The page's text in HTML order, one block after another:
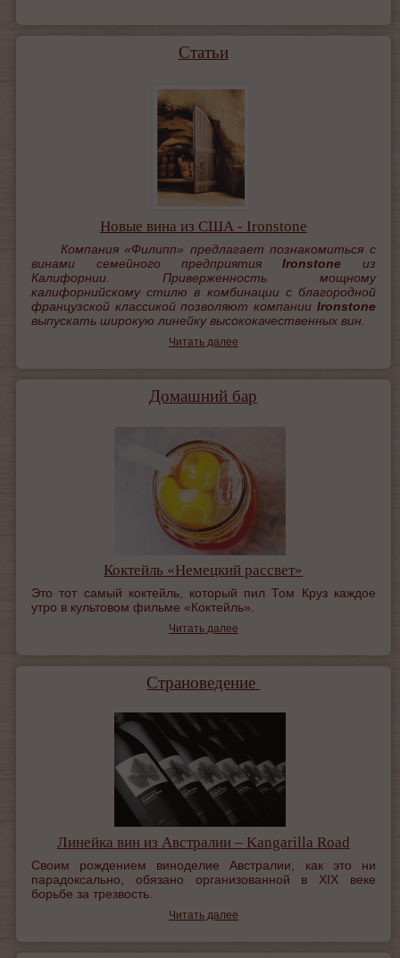
Статьи
Новые вина из США - Ironstone
Компания «Филипп» предлагает познакомиться с
винами семейного предприятияIronstone из
Калифорнии. Приверженность мощному
калифорнийскому стилю в комбинации с благородной
французской классикой позволяют компании Ironstone
выпускать широкую линейку высококачественных вин.
Читать далее
Домашний бар
Коктейль «Немецкий рассвет»
Это тот самый коктейль, который пил Том Круз каждое
утро в культовом фильме «Коктейль».
Читать далее
Страноведение
Линейка вин из Австралии – Kangarilla Road
Своим рождением виноделие Австралии, как это ни
парадоксально, обязано организованной в XIX веке
борьбе за трезвость.
Читать далее